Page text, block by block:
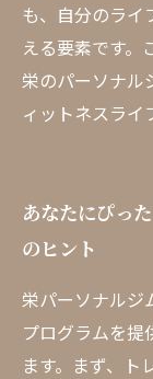
も、自分のライ
える要素です。
栄のパーソナル
ィットネスライ
あなたにぴっ
のヒント
栄パーソナルジ
プログラムを提
ます。まず、ト